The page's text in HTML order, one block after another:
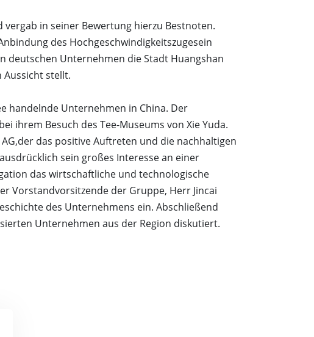
in seiner Bewertung hierzu Bestnoten.
des Hochgeschwindigkeitszugesein
deutschen Unternehmen die Stadt Huangshan
Aussicht stellt.
handelnde Unternehmen in China. Der
ihrem Besuch des Tee-Museums von Xie Yuda.
das positive Auftreten und die nachhaltigen
sein großes Interesse an einer
das wirtschaftliche und technologische
Vorstandvorsitzende der Gruppe, Herr Jincai
des Unternehmens ein. Abschließend
Unternehmen aus der Region diskutiert.